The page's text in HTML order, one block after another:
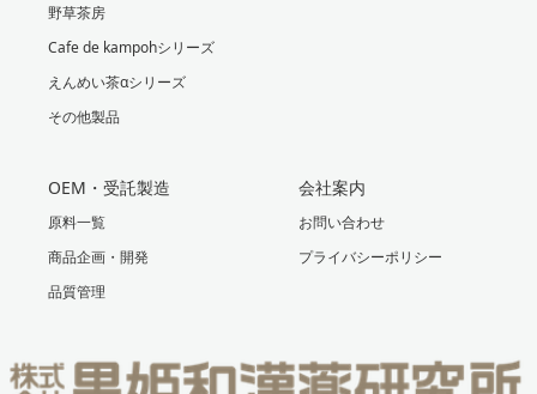
野草茶房
Cafe de kampohシリーズ
えんめい茶αシリーズ
その他製品
OEM・受託製造
原料一覧
商品企画・開発
品質管理
会社案内
お問い合わせ
プライバシーポリシー